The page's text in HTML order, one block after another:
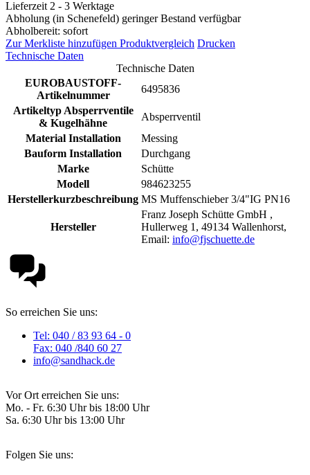
Lieferzeit 2 - 3 Werktage
Abholung (in Schenefeld) geringer Bestand verfügbar
Abholbereit: sofort
Zur Merkliste hinzufügen Produktvergleich Drucken
Technische Daten
Technische Daten
EUROBAUSTOFF-
Artikelnummer
6495836
Artikeltyp Absperrventile
& Kugelhähne
Absperrventil
Material Installation
Messing
Bauform Installation
Durchgang
Marke
Schütte
Modell
984623255
Herstellerkurzbeschreibung MS Muffenschieber 3/4"IG PN16
Hersteller
Franz Joseph Schütte GmbH ,
Hullerweg 1, 49134 Wallenhorst,
Email: info@fjschuette.de
So erreichen Sie uns:
Tel: 040 / 83 93 64 - 0
Fax: 040 /840 60 27
info@sandhack.de
Vor Ort erreichen Sie uns:
Mo. - Fr. 6:30 Uhr bis 18:00 Uhr
Sa. 6:30 Uhr bis 13:00 Uhr
Folgen Sie uns: